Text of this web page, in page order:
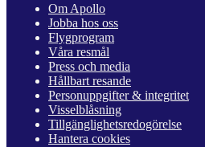
Om Apollo
Jobba hos oss
Flygprogram
Våra resmål
Press och media
Hållbart resande
Personuppgifter & integritet
Visselblåsning
Tillgänglighetsredogörelse
Hantera cookies